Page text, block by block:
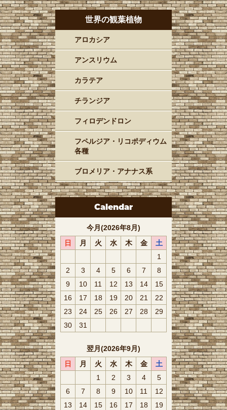
世界の観葉植物
アロカシア
アンスリウム
カラテア
チランジア
フィロデンドロン
フペルジア・リコポディウム
各種
ブロメリア・アナナス系
Calendar
今月(2026年8月)
日
月 火 水 木 金
土
1
2
3 4 5 6 7
8
9
10 11 12 13 14
15
16
17 18 19 20 21
22
23
24 25 26 27 28
29
30
31
翌月(2026年9月)
日
月 火 水 木 金
土
1
2 3 4
5
6
7 8 9 10 11
12
13
14 15 16 17 18 19